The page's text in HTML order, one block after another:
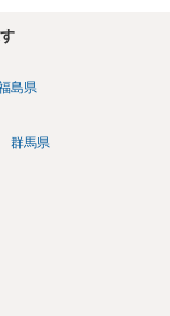
島県
群馬県